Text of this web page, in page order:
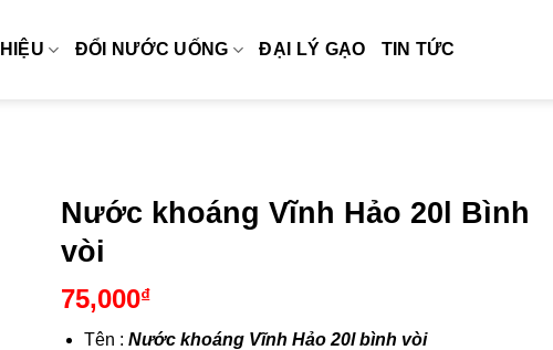
ĐỔI NƯỚC UỐNG ĐẠI LÝ GẠO TIN TỨC
Nước khoáng Vĩnh Hảo 20l Bình
vòi
75,000₫
Tên : Nước khoáng Vĩnh Hảo 20l bình vòi